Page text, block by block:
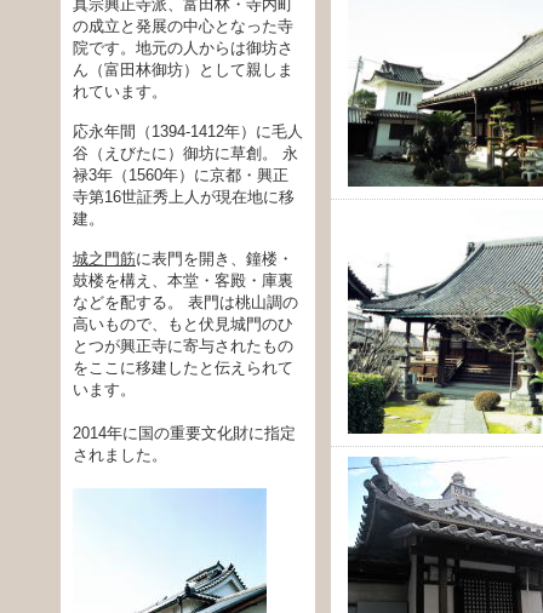
真宗興正寺派、富田林・寺内町
の成立と発展の中心となった寺
院です。地元の人からは御坊さ
ん（富田林御坊）として親しま
れています。
応永年間（1394-1412年）に毛人
谷（えびたに）御坊に草創。 永
禄3年（1560年）に京都・興正
寺第16世証秀上人が現在地に移
建。
城之門筋に表門を開き、鐘楼・
鼓楼を構え、本堂・客殿・庫裏
などを配する。 表門は桃山調の
高いもので、もと伏見城門のひ
とつが興正寺に寄与されたもの
をここに移建したと伝えられて
います。
2014年に国の重要文化財に指定
されました。